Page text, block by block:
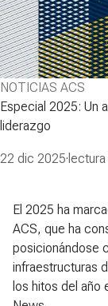
NOTICIAS ACS
Especial 2025: Un
liderazgo
22 dic 2025·
El 2025 ha
ACS, que ha
posicionándose
infraestructuras
los hitos del año